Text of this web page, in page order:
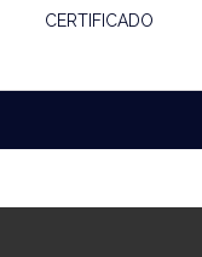
CERTIFICADO